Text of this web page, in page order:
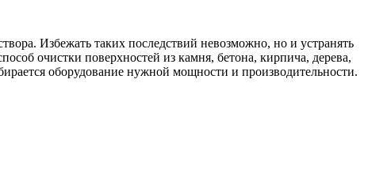
Избежать таких последствий невозможно, но и устранять
очистки поверхностей из камня, бетона, кирпича, дерева,
оборудование нужной мощности и производительности.